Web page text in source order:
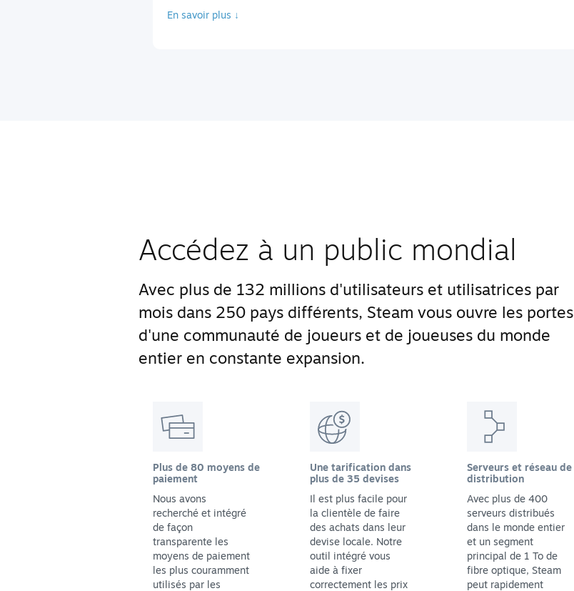
En savoir plus ↓
Accédez à un public mondial
Avec plus de 132 millions d'utilisateurs et utilisatrices par
mois dans 250 pays différents, Steam vous ouvre les portes
d'une communauté de joueurs et de joueuses du monde
entier en constante expansion.
Plus de 80 moyens de
paiement
Nous avons
recherché et intégré
de façon
transparente les
moyens de paiement
les plus couramment
utilisés par les
Une tarification dans
plus de 35 devises
Il est plus facile pour
la clientèle de faire
des achats dans leur
devise locale. Notre
outil intégré vous
aide à fixer
correctement les prix
Serveurs et réseau de
distribution
Avec plus de 400
serveurs distribués
dans le monde entier
et un segment
principal de 1 To de
fibre optique, Steam
peut rapidement